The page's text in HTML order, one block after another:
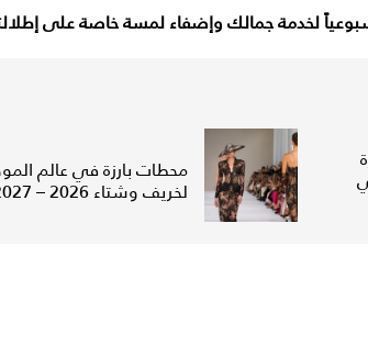
لخدمة جمالك وإضفاء لمسة خاصة على
محطات بارزة في عالم
لخريف وشتاء 2026 – 2027